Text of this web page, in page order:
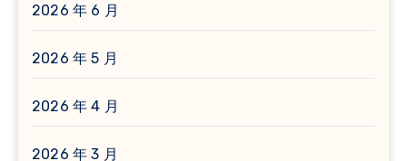
2026 年 6 月
2026 年 5 月
2026 年 4 月
2026 年 3 月